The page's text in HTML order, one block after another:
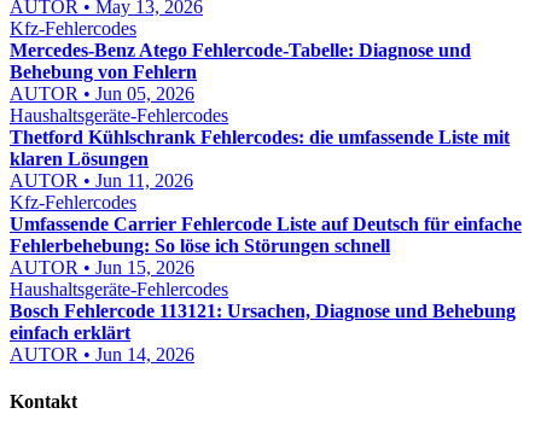
AUTOR • May 13, 2026
Kfz-Fehlercodes
Mercedes-Benz Atego Fehlercode-Tabelle: Diagnose und
Behebung von Fehlern
AUTOR • Jun 05, 2026
Haushaltsgeräte-Fehlercodes
Thetford Kühlschrank Fehlercodes: die umfassende Liste mit
klaren Lösungen
AUTOR • Jun 11, 2026
Kfz-Fehlercodes
Umfassende Carrier Fehlercode Liste auf Deutsch für einfache
Fehlerbehebung: So löse ich Störungen schnell
AUTOR • Jun 15, 2026
Haushaltsgeräte-Fehlercodes
Bosch Fehlercode 113121: Ursachen, Diagnose und Behebung
einfach erklärt
AUTOR • Jun 14, 2026
Kontakt